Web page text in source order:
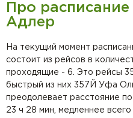
Про
Адлер
На текущий момент
состоит из рейсов в
проходящие - 6. Это рейсы
быстрый из них 357Й Уфа
преодолевает расстояние
23 ч 28 мин, медленнее